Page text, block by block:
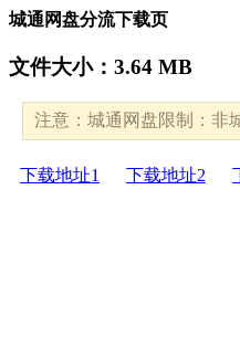
城通网盘分流下载页
文件大小：3.64 MB
注意：城通网盘限制：非
下载地址1 下载地址2